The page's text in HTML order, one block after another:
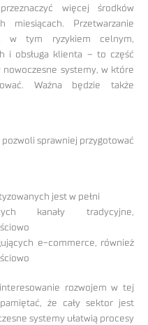
więcej środków
miesiącach. Przetwarzanie
w tym ryzykiem celnym,
i obsługa klienta – to część
nowoczesne systemy, w które
Ważna będzie także
sprawniej przygotować
jest w pełni
kanały tradycyjne,
e-commerce, również
rozwojem w tej
że cały sektor jest
systemy ułatwią procesy